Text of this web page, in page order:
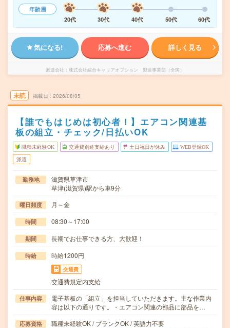
年齢層
20代
30代 40代 50代 60代
気になる! 応募へ進む 詳しく見る
派遣会社 株式会社綜合キャリアオプション 製造事業部（全国）
未読 掲載日 2026/08/05
【誰でもはじめは初心者！】エアコン関連基
板の組立・チェック/日払いOK
職種未経験OK 交通費別途支給あり 土日祝日が休み WEB登録OK
派遣
勤務地
滋賀県草津市
草津(滋賀県)駅から車9分
曜日頻度 月～金
時間 08:30～17:00
期間 長期でお仕事できる方、大歓迎！
時給 時給1200円
交通費
交通費規定内支給
仕事内容
電子基板の「組立」を担当していただきます。主な作業内
容は以下の通りです。・エアコン関連の部品に部品を…
応募資格
職種未経験OK / ブランクOK / 英語力不要